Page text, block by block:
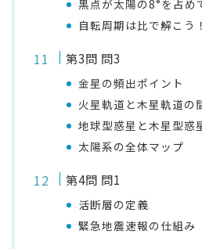
黒点が太陽の8°を占め
自転周期は比で解こう！
第3問 問3
金星の頻出ポイント
火星軌道と木星軌道の
地球型惑星と木星型惑
太陽系の全体マップ
第4問 問1
活断層の定義
緊急地震速報の仕組み